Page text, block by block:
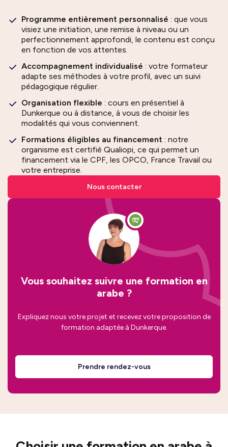
Programme entièrement personnalisé : que vous
visiez une initiation, une remise à niveau ou un
perfectionnement approfondi, le contenu est conçu
en fonction de vos attentes.
Accompagnement individualisé : votre formateur
adapte ses méthodes à votre profil, avec un suivi
pédagogique régulier.
Organisation flexible : cours en présentiel à
Dunkerque ou à distance, à vous de choisir les
modalités qui vous conviennent.
Formations éligibles au financement : notre
organisme est certifié Qualiopi, ce qui permet un
financement via le CPF, les OPCO, France Travail ou
votre entreprise.
Nous contacter
Vous souhaitez suivre une formation en
arabe ?
Expliquez nous votre projet et recevez votre proposition de
formation adaptée à Dunkerque.
Prendre rendez-vous